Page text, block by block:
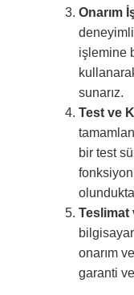
Onarım
işlemine
sunarız.
Test ve
bir test
Teslimat
onarım
garanti